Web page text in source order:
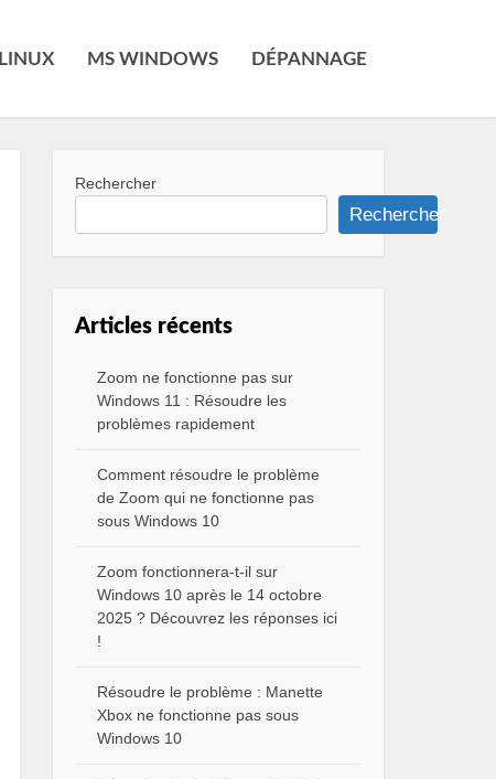
LINUX MS WINDOWS DÉPANNAGE
Rechercher
Rechercher
Articles récents
Zoom ne fonctionne pas sur
Windows 11 : Résoudre les
problèmes rapidement
Comment résoudre le problème
de Zoom qui ne fonctionne pas
sous Windows 10
Zoom fonctionnera-t-il sur
Windows 10 après le 14 octobre
2025 ? Découvrez les réponses ici
!
Résoudre le problème : Manette
Xbox ne fonctionne pas sous
Windows 10